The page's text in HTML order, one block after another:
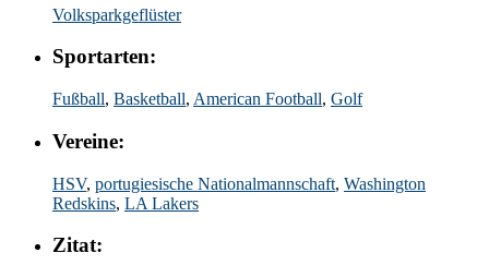
Volksparkgeflüster
Sportarten:
Fußball, Basketball, American Football, Golf
Vereine:
HSV, portugiesische Nationalmannschaft, Washington
Redskins, LA Lakers
Zitat: